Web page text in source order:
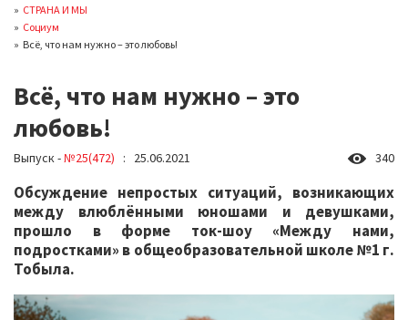
СТРАНА И МЫ
Социум
Всё, что нам нужно – это любовь!
Всё, что нам нужно – это
любовь!
Выпуск -№25(472) : 25.06.2021 340
Обсуждение непростых ситуаций, возникающих
между влюблёнными юношами и девушками,
прошло в форме ток-шоу «Между нами,
подростками» в общеобразовательной школе №1 г.
Тобыла.